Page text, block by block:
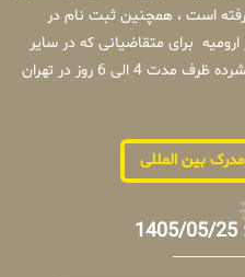
است ، همچنین ثبت نام در
برای متقاضیانی که در سایر
شهر ها و استان ها هستند بصورت فشرده ظرف مدت 4 الی 6 روز در تهران
بین المللی